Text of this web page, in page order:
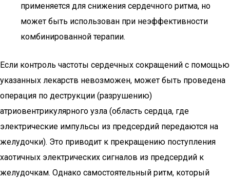
применяется для снижения сердечного ритма, но
может быть использован при неэффективности
комбинированной терапии.
Если контроль частоты сердечных сокращений с помощью
указанных лекарств невозможен, может быть проведена
операция по деструкции (разрушению)
атриовентрикулярного узла (область сердца, где
электрические импульсы из предсердий передаются на
желудочки). Это приводит к прекращению поступления
хаотичных электрических сигналов из предсердий к
желудочкам. Однако самостоятельный ритм, который